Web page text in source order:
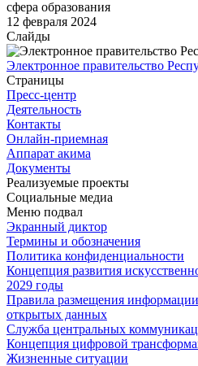
сфера образования
12 февраля 2024
Слайды
Электронное правительство
Страницы
Пресс-центр
Деятельность
Контакты
Онлайн-приемная
Аппарат акима
Документы
Реализуемые проекты
Социальные медиа
Меню подвал
Экранный диктор
Термины и обозначения
Политика конфиденциальности
Концепция развития
2029 годы
Правила размещения
открытых данных
Служба центральных
Концепция цифровой
Жизненные ситуации